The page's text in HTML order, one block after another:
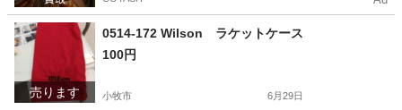
売ります
0514-172 Wilson ラケットケース
100円
小牧市 6月29日